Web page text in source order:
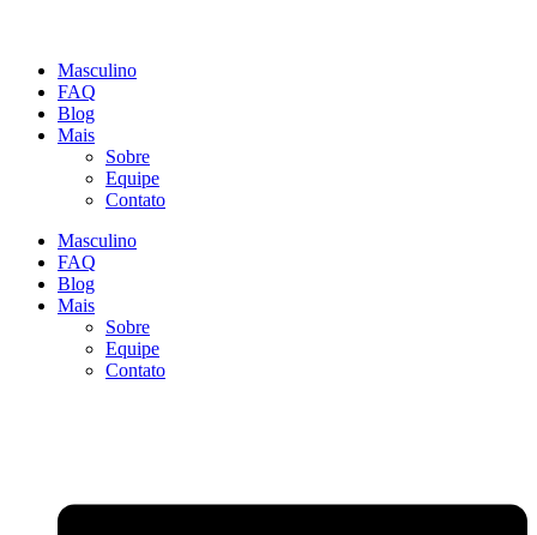
Masculino
FAQ
Blog
Mais
Sobre
Equipe
Contato
Masculino
FAQ
Blog
Mais
Sobre
Equipe
Contato